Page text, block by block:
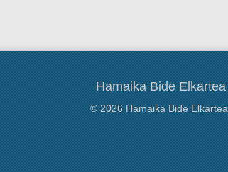
Hamaika Bide Elkartea
© 2026 Hamaika Bide Elkartea.